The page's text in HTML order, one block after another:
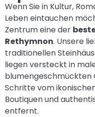
Wenn Sie in Kultur,
Leben eintauchen
Zentrum eine der
Rethymnon. Unsere
traditionellen
liegen versteckt in
blumengeschmückten
Schritte vom
Boutiquen und
entfernt.